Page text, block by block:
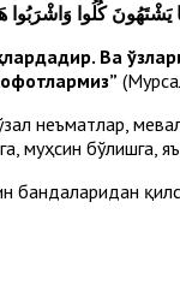
يَشْتَهُونَ كُلُوا وَاشْرَبُوا
Ва
неъматлар,
муҳсин бўлишга,
бандаларидан